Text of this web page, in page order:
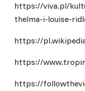
https://viva.pl/
thelma-i-louise-
https://
https://
https://